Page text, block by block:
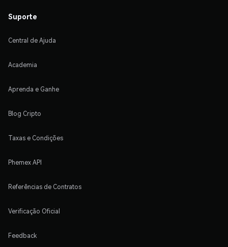
Suporte
Central de Ajuda
Academia
Aprenda e Ganhe
Blog Cripto
Taxas e Condições
Phemex API
Referências de Contratos
Verificação Oficial
Feedback